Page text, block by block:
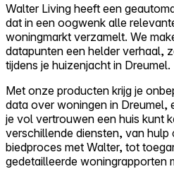
Walter Living heeft een
dat in een oogwenk alle
woningmarkt verzamelt. We
datapunten een helder verhaal,
tijdens je huizenjacht in Dreumel.
Met onze producten krijg je
data over woningen in Dreumel,
je vol vertrouwen een huis kunt
verschillende diensten, van hulp
biedproces met Walter, tot
gedetailleerde woningrapporten